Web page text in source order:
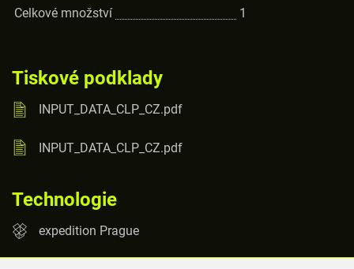
Celkové množství 1
Tiskové podklady
INPUT_DATA_CLP_CZ.pdf
INPUT_DATA_CLP_CZ.pdf
Technologie
expedition Prague